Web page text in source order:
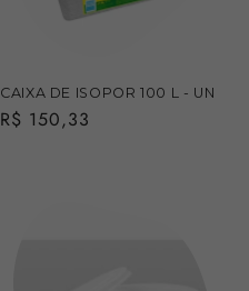
CAIXA DE ISOPOR 100 L - UN
Preço
R$ 150,33